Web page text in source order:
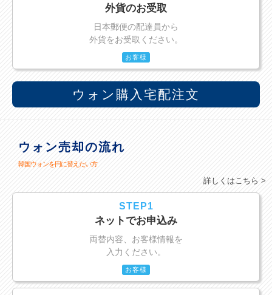
外貨のお受取
日本郵便の配達員から
外貨をお受取ください。
お客様
ウォン購入宅配注文
ウォン売却の流れ
韓国ウォンを円に替えたい方
詳しくはこちら >
STEP1
ネットでお申込み
両替内容、お客様情報を
入力ください。
お客様